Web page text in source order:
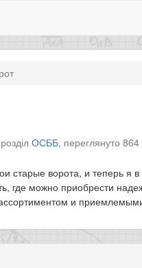
ОСББ, переглянуто 864
старые ворота, и теперь я в
где можно приобрести
и